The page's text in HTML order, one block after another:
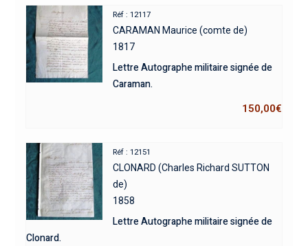
Réf : 12117
CARAMAN Maurice (comte de)
1817
Lettre Autographe militaire signée de
Caraman.
150,00€
Réf : 12151
CLONARD (Charles Richard SUTTON
de)
1858
Lettre Autographe militaire signée de
Clonard.